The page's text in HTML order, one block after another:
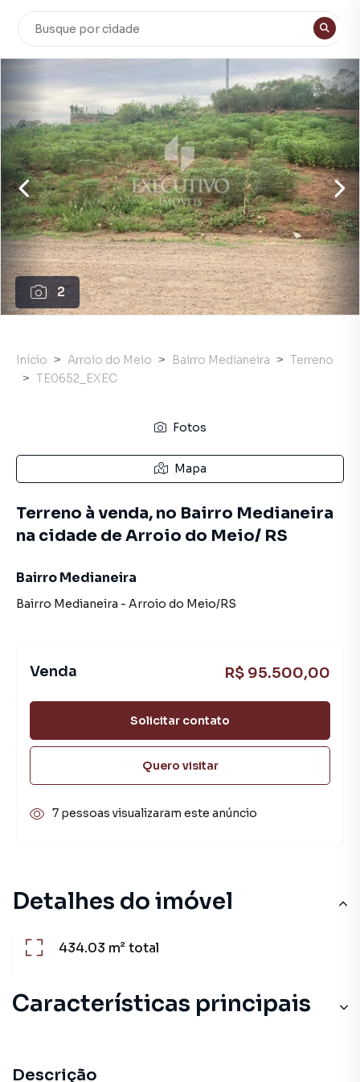
2
Detalhes do imóvel
434.03 m²total
Características principais
Descrição
Início Arroio do Meio Bairro Medianeira
Terreno
TE0652_EXEC
Fotos
Mapa
Terreno à venda, no Bairro Medianeira
na cidade de Arroio do Meio/ RS
Bairro Medianeira
Bairro Medianeira - Arroio do Meio/RS
Venda R$ 95.500,00
Solicitar contato
Quero visitar
7 pessoas visualizaram este anúncio